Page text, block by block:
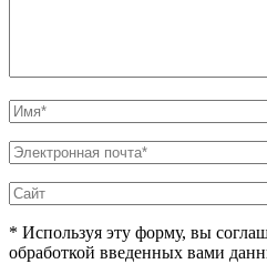
* Используя эту форму, вы
обработкой введенных вами